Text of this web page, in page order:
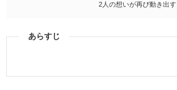
2人の想いが再び動き出す
あらすじ